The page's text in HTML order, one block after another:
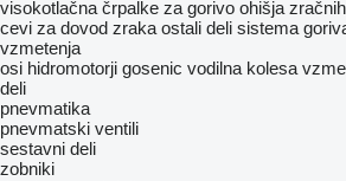
visokotlačna črpalke za gorivo ohišja
cevi za dovod zraka ostali deli sistema
vzmetenja
osi hidromotorji gosenic vodilna kolesa
deli
pnevmatika
pnevmatski ventili
sestavni deli
zobniki